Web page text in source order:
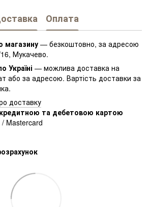
Оплата
магазину — безкоштовно, за адресою
Мукачево.
— можлива доставка на
або за адресою. Вартість доставки за
доставку
та дебетовою картою
/ Mastercard